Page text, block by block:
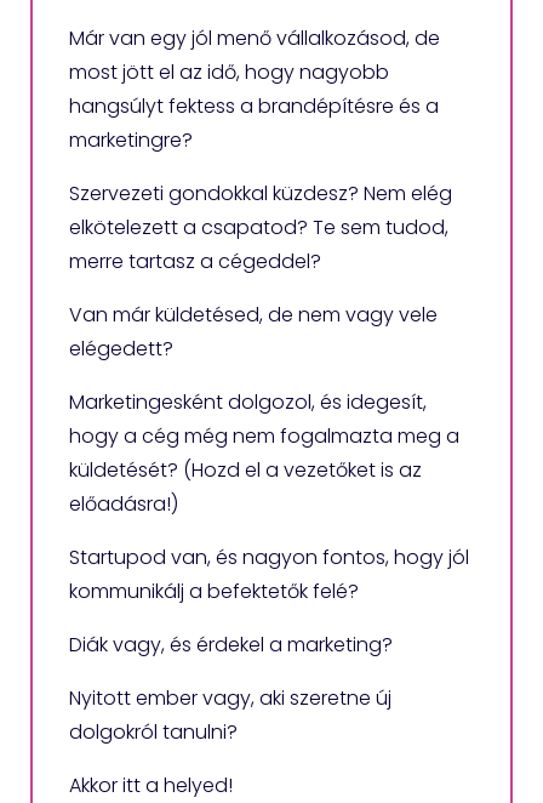
Már van egy jól menő vállalkozásod, de
most jött el az idő, hogy nagyobb
hangsúlyt fektess a brandépítésre és a
marketingre?
Szervezeti gondokkal küzdesz? Nem elég
elkötelezett a csapatod? Te sem tudod,
merre tartasz a cégeddel?
Van már küldetésed, de nem vagy vele
elégedett?
Marketingesként dolgozol, és idegesít,
hogy a cég még nem fogalmazta meg a
küldetését? (Hozd el a vezetőket is az
előadásra!)
Startupod van, és nagyon fontos, hogy jól
kommunikálj a befektetők felé?
Diák vagy, és érdekel a marketing?
Nyitott ember vagy, aki szeretne új
dolgokról tanulni?
Akkor itt a helyed!